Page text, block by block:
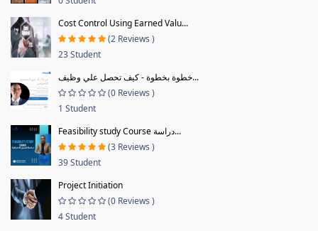
Cost Control Using Earned Valu...
(2 Reviews )
23 Student
خطوة بخطوة - كيف تحصل علي وظيف...
(0 Reviews )
1 Student
Feasibility study Course دراسة...
(3 Reviews )
39 Student
Project Initiation
(0 Reviews )
4 Student